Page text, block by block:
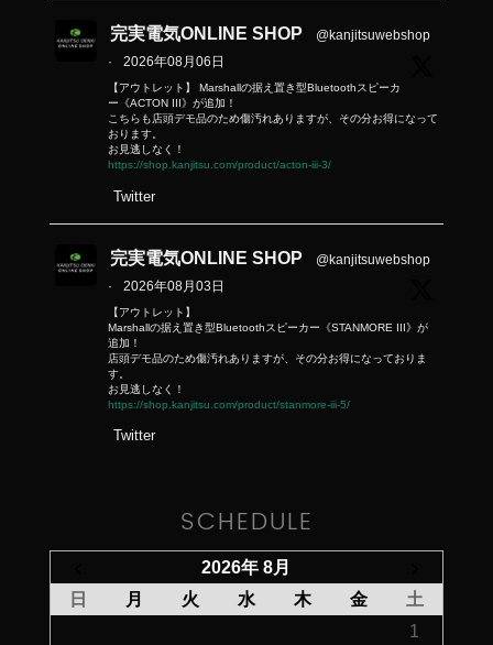
完実電気ONLINE SHOP
@kanjitsuwebshop
·
2026年08月06日
【アウトレット】 Marshallの据え置き型Bluetoothスピーカ
ー《ACTON III》が追加！
こちらも店頭デモ品のため傷汚れありますが、その分お得になって
おります。
お見逃しなく！
https://shop.kanjitsu.com/product/acton-iii-3/
Twitter
完実電気ONLINE SHOP
@kanjitsuwebshop
·
2026年08月03日
【アウトレット】
Marshallの据え置き型Bluetoothスピーカー《STANMORE III》が
追加！
店頭デモ品のため傷汚れありますが、その分お得になっておりま
す。
お見逃しなく！
https://shop.kanjitsu.com/product/stanmore-iii-5/
Twitter
SCHEDULE
2026年 8月
日
月 火 水 木 金
土
1